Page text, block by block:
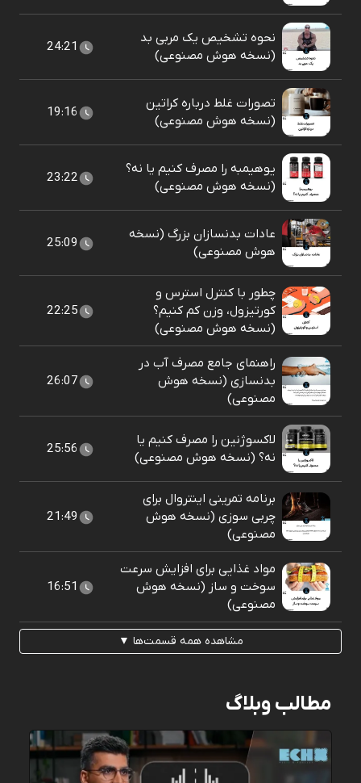
نحوه تشخیص یک مربی بد
(نسخه هوش مصنوعی)
24:21
تصورات غلط درباره کراتین
(نسخه هوش مصنوعی)
19:16
یوهیمبه را مصرف کنیم یا نه؟
(نسخه هوش مصنوعی)
23:22
عادات بدنسازان بزرگ (نسخه
هوش مصنوعی)
25:09
چطور با کنترل استرس و
کورتیزول، وزن کم کنیم؟
(نسخه هوش مصنوعی)
22:25
راهنمای جامع مصرف آب در
بدنسازی (نسخه هوش
مصنوعی)
26:07
لاکسوژنین را مصرف کنیم یا
نه؟ (نسخه هوش مصنوعی)
25:56
برنامه تمرینی اینتروال برای
چربی سوزی (نسخه هوش
مصنوعی)
21:49
مواد غذایی برای افزایش سرعت
سوخت و ساز (نسخه هوش
مصنوعی)
16:51
مشاهده همه قسمت‌ها ▼
مطالب وبلاگ